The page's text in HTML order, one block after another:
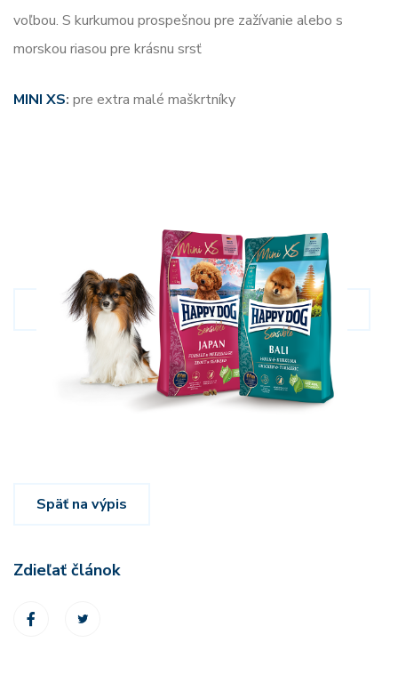
voľbou. S kurkumou prospešnou pre zažívanie alebo s
morskou riasou pre krásnu srsť
MINI XS: pre extra malé maškrtníky
Späť na výpis
Zdieľať článok